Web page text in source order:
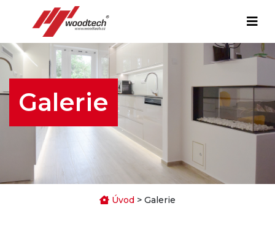
Galerie
Úvod > Galerie